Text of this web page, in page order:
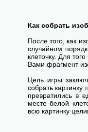
Как собрать
После того, как
случайном
клеточку. Для
Вами фрагмент
Цель игры
собрать
превратились в
месте белой
всю картинку